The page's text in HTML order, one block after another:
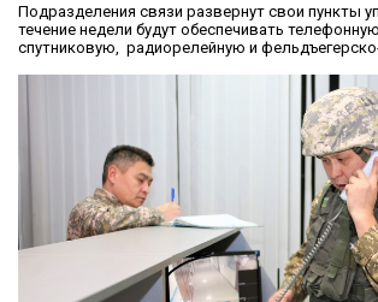
Подразделения связи развернут свои пункты
течение недели будут обеспечивать
спутниковую, радиорелейную и